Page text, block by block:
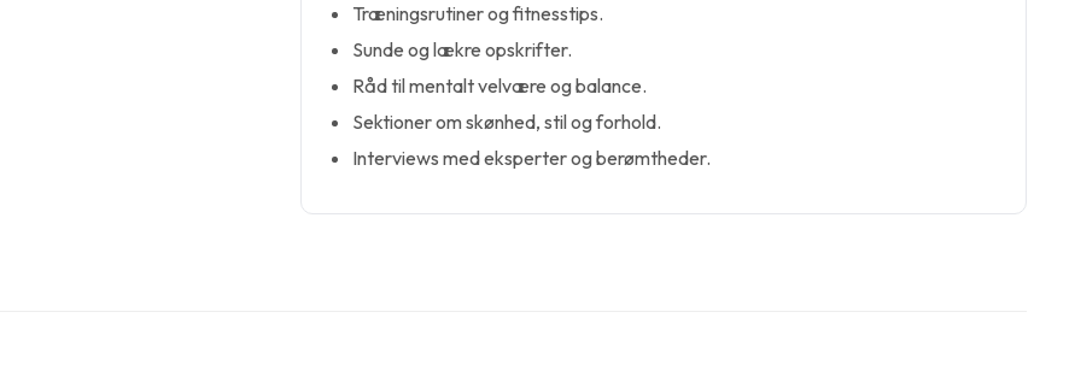
Træningsrutiner og fitnesstips.
Sunde og lækre opskrifter.
Råd til mentalt velvære og balance.
Sektioner om skønhed, stil og forhold.
Interviews med eksperter og berømtheder.